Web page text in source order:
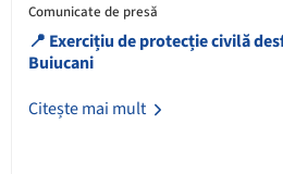
Comunicate de presă
📍 Exercițiu de protecție civilă
Buiucani
Citește mai mult